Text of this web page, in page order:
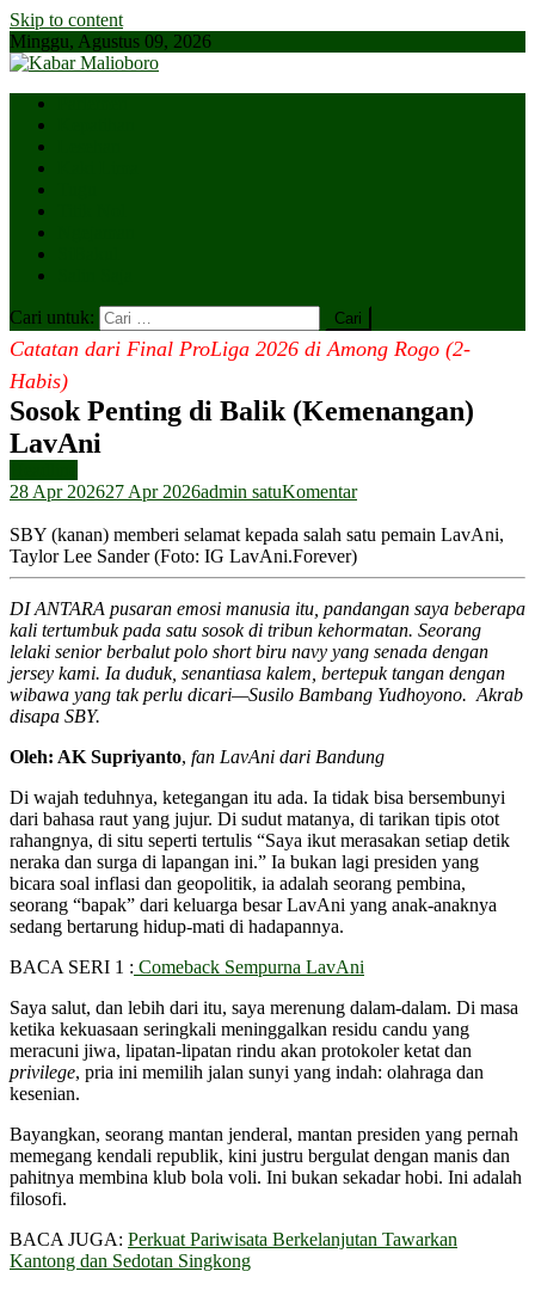
Skip to content
Minggu, Agustus 09, 2026
Cari untuk:
Catatan dari Final ProLiga 2026 di Among Rogo (2-
Habis)
Sosok Penting di Balik (Kemenangan)
LavAni
28 Apr 202627 Apr 2026admin satuKomentar
SBY (kanan) memberi selamat kepada salah satu pemain LavAni,
Taylor Lee Sander (Foto: IG LavAni.Forever)
DI ANTARA pusaran emosi manusia itu, pandangan saya beberapa
kali tertumbuk pada satu sosok di tribun kehormatan. Seorang
lelaki senior berbalut polo short biru navy yang senada dengan
jersey kami. Ia duduk, senantiasa kalem, bertepuk tangan dengan
wibawa yang tak perlu dicari—Susilo Bambang Yudhoyono. Akrab
disapa SBY.
Oleh: AK Supriyanto, fan LavAni dari Bandung
Di wajah teduhnya, ketegangan itu ada. Ia tidak bisa bersembunyi
dari bahasa raut yang jujur. Di sudut matanya, di tarikan tipis otot
rahangnya, di situ seperti tertulis “Saya ikut merasakan setiap detik
neraka dan surga di lapangan ini.” Ia bukan lagi presiden yang
bicara soal inflasi dan geopolitik, ia adalah seorang pembina,
seorang “bapak” dari keluarga besar LavAni yang anak-anaknya
sedang bertarung hidup-mati di hadapannya.
BACA SERI 1 : Comeback Sempurna LavAni
Saya salut, dan lebih dari itu, saya merenung dalam-dalam. Di masa
ketika kekuasaan seringkali meninggalkan residu candu yang
meracuni jiwa, lipatan-lipatan rindu akan protokoler ketat dan
privilege, pria ini memilih jalan sunyi yang indah: olahraga dan
kesenian.
Bayangkan, seorang mantan jenderal, mantan presiden yang pernah
memegang kendali republik, kini justru bergulat dengan manis dan
pahitnya membina klub bola voli. Ini bukan sekadar hobi. Ini adalah
filosofi.
BACA JUGA: Perkuat Pariwisata Berkelanjutan Tawarkan
Kantong dan Sedotan Singkong